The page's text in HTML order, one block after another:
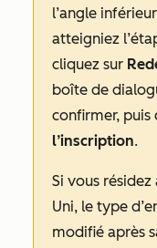
l’angle
atteigniez
cliquez sur
boîte de
confirmer, puis
l’inscription.
Si vous
Uni, le type
modifié après